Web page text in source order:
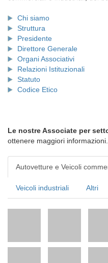
Chi siamo
Struttura
Presidente
Direttore Generale
Organi Associativi
Relazioni Istituzionali
Statuto
Codice Etico
Le nostre Associate per
ottenere maggiori informazioni.
Autovetture e Veicoli
Veicoli industriali Altri